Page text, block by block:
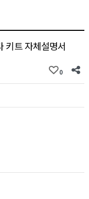
키트 자체설명서
0